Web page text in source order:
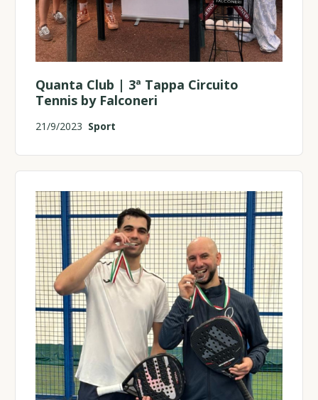
Quanta Club | 3ª Tappa Circuito
Tennis by Falconeri
21/9/2023 Sport